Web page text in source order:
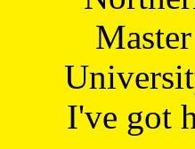
I've got